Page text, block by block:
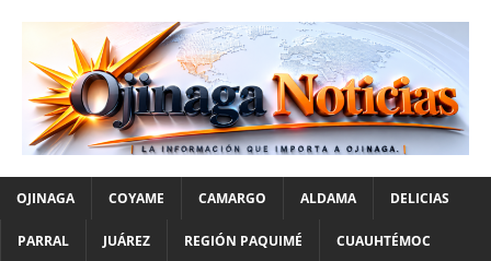
OJINAGA COYAME CAMARGO ALDAMA DELICIAS
PARRAL JUÁREZ REGIÓN PAQUIMÉ CUAUHTÉMOC